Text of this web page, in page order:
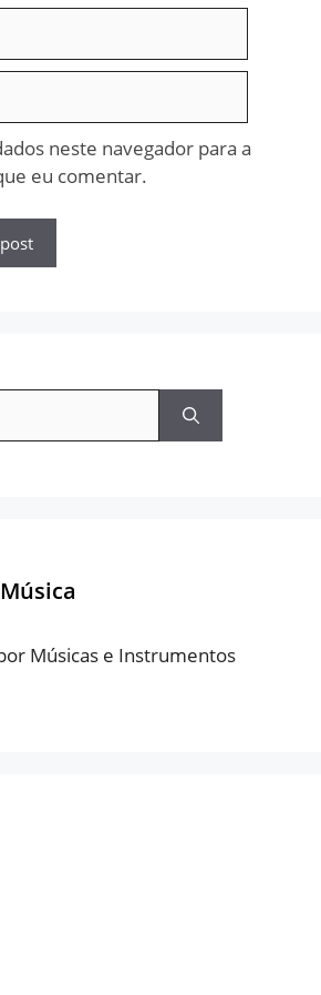
neste navegador para a
eu comentar.
Músicas e Instrumentos